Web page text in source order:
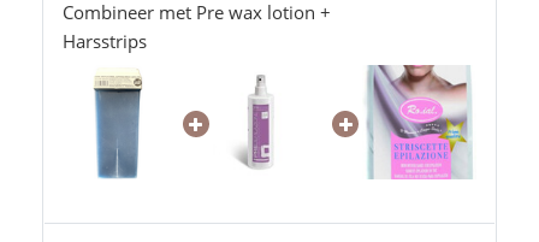
Combineer met Pre wax lotion +
Harsstrips